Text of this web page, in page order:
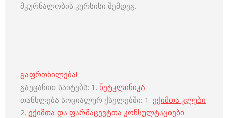
მკურნალობის კურსისი შემდეგ.
გაფრთხილება!
გაეცანით საიტებს: 1. ნეტკლინიკა
თანხლება სოციალურ ქსელებში: 1. ექიმთა კლუბი
2. ექიმთა და ფარმაცევტთა კონსულტაციები